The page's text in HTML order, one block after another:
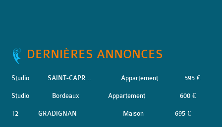
DERNIÈRES ANNONCES
Studio SAINT-CAPR .. Appartement 595 €
Studio Bordeaux Appartement 600 €
T2 GRADIGNAN Maison 695 €